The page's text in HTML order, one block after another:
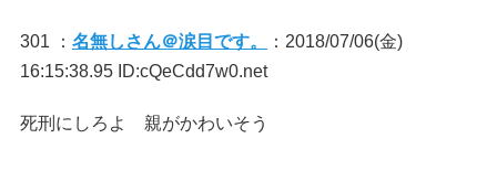
301 ： 名無しさん＠涙目です。
：2018/07/06(金)
16:15:38.95 ID:cQeCdd7w0.net
死刑にしろよ 親がかわいそう